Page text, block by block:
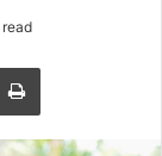
Email Print